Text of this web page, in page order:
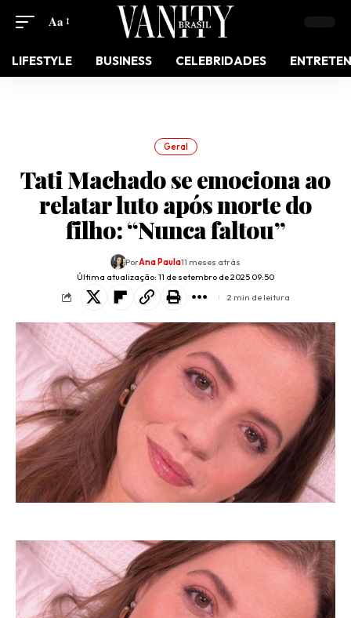
Aa
LIFESTYLE BUSINESS CELEBRIDADES
Geral
Tati Machado se emociona ao
relatar luto após morte do
filho: “Nunca faltou”
Última atualização: 11 de setembro de 2025 09:50
PorAna Paula11 meses atrás
2 min de leitura